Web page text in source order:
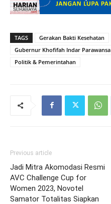
TAGS Gerakan Bakti Kesehatan
Gubernur Khofifah Indar Parawansa
Politik & Pemerintahan
Previous article
Jadi Mitra Akomodasi Resmi
AVC Challenge Cup for
Women 2023, Novotel
Samator Totalitas Siapkan